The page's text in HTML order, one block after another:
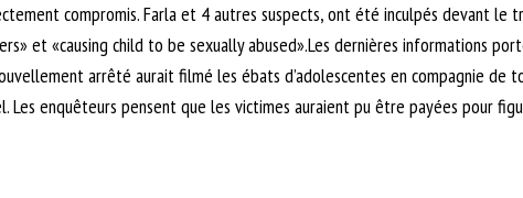
compromis. Farla et 4 autres suspects, ont été inculpés devant
et «causing child to be sexually abused».Les dernières informations
arrêté aurait filmé les ébats d’adolescentes en compagnie de
Les enquêteurs pensent que les victimes auraient pu être payées pour